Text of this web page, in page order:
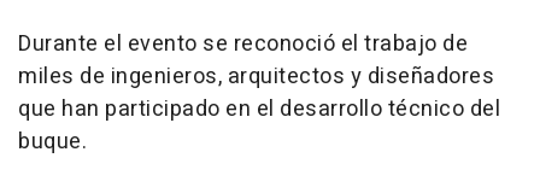
Durante el evento se reconoció el trabajo de
miles de ingenieros, arquitectos y diseñadores
que han participado en el desarrollo técnico del
buque.